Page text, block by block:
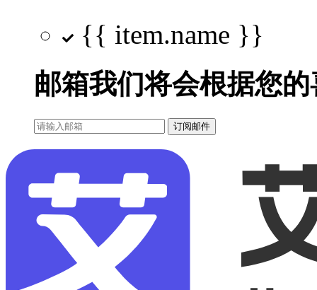
{{ item.name }}
邮箱我们将会根据您
订阅邮件